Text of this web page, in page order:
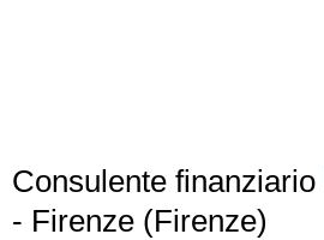
Consulente finanziario
- Firenze (Firenze)